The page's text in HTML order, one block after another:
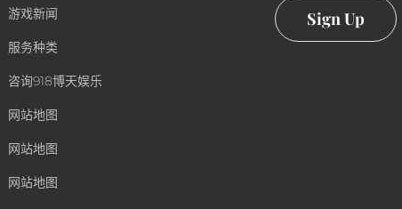
游戏新闻
服务种类
咨询918博天娱乐
网站地图
网站地图
网站地图
Sign Up